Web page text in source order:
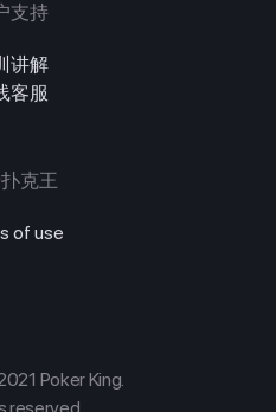
支持
讲解
客服
克王
of use
Poker King.